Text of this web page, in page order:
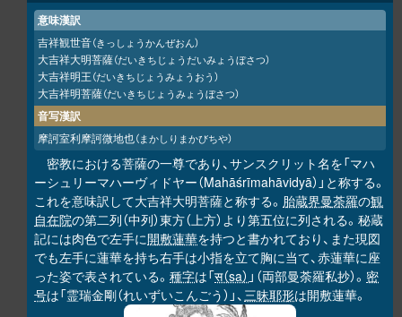
意味漢訳
吉祥観世音（きっしょうかんぜおん）
大吉祥大明菩薩（だいきちじょうだいみょうぼさつ）
大吉祥明王（だいきちじょうみょうおう）
大吉祥明菩薩（だいきちじょうみょうぼさつ）
音写漢訳
摩訶室利摩訶微地也（まかしりまかびちや）
密教における菩薩の一尊であり、サンスクリット名を「マハ
ーシュリーマハーヴィドヤー（Mahāśrīmahāvidyā）」と称する。
これを意味訳して大吉祥大明菩薩と称する。 胎蔵界曼荼羅の観
自在院の第二列（中列）東方（上方）より第五位に列される。秘蔵
記には肉色で左手に開敷蓮華を持つと書かれており、また現図
でも左手に蓮華を持ち右手は小指を立て胸に当て、赤蓮華に座
った姿で表されている。 種字は「स（sa） 」（両部曼荼羅私抄）。 密
号は「霊瑞金剛（れいずいこんごう）」、三昧耶形は開敷蓮華。